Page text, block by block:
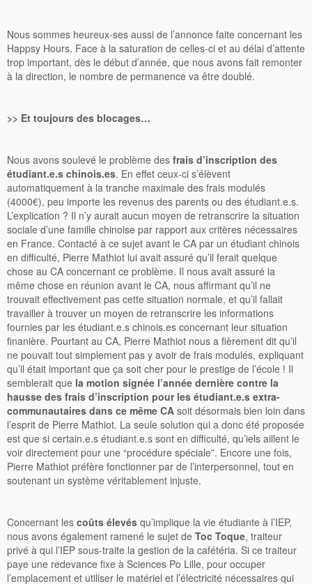
Nous sommes heureux-ses aussi de l’annonce faite concernant les
Happsy Hours. Face à la saturation de celles-ci et au délai d’attente
trop important, dès le début d’année, que nous avons fait remonter
à la direction, le nombre de permanence va être doublé.
>> Et toujours des blocages…
Nous avons soulevé le problème des frais d’inscription des
étudiant.e.s chinois.es. En effet ceux-ci s’élèvent
automatiquement à la tranche maximale des frais modulés
(4000€), peu importe les revenus des parents ou des étudiant.e.s.
L’explication ? Il n’y aurait aucun moyen de retranscrire la situation
sociale d’une famille chinoise par rapport aux critères nécessaires
en France. Contacté à ce sujet avant le CA par un étudiant chinois
en difficulté, Pierre Mathiot lui avait assuré qu’il ferait quelque
chose au CA concernant ce problème. Il nous avait assuré la
même chose en réunion avant le CA, nous affirmant qu’il ne
trouvait effectivement pas cette situation normale, et qu’il fallait
travailler à trouver un moyen de retranscrire les informations
fournies par les étudiant.e.s chinois.es concernant leur situation
finanière. Pourtant au CA, Pierre Mathiot nous a fièrement dit qu’il
ne pouvait tout simplement pas y avoir de frais modulés, expliquant
qu’il était important que ça soit cher pour le prestige de l’école ! Il
semblerait que la motion signée l’année dernière contre la
hausse des frais d’inscription pour les étudiant.e.s extra-
communautaires dans ce même CA soit désormais bien loin dans
l’esprit de Pierre Mathiot. La seule solution qui a donc été proposée
est que si certain.e.s étudiant.e.s sont en difficulté, qu’iels aillent le
voir directement pour une “procédure spéciale”. Encore une fois,
Pierre Mathiot préfère fonctionner par de l’interpersonnel, tout en
soutenant un système véritablement injuste.
Concernant les coûts élevés qu’implique la vie étudiante à l’IEP,
nous avons également ramené le sujet de Toc Toque, traiteur
privé à qui l’IEP sous-traite la gestion de la cafétéria. Si ce traiteur
paye une redevance fixe à Sciences Po Lille, pour occuper
l’emplacement et utiliser le matériel et l’électricité nécessaires qui